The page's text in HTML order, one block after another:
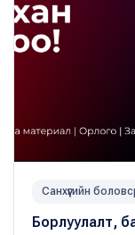
Санхүүгийн
Борлуулалт,